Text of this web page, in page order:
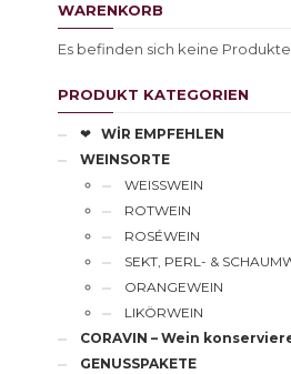
WARENKORB
Es befinden sich keine
PRODUKT KATEGORIEN
❤WİR EMPFEHLEN
WEINSORTE
WEISSWEIN
ROTWEIN
ROSÉWEIN
SEKT, PERL- &
ORANGEWEIN
LIKÖRWEIN
CORAVIN – Wein
GENUSSPAKETE